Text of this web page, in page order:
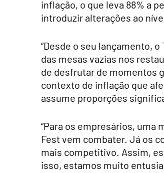
inflação, o que leva 88% a
introduzir alterações ao
“Desde o seu lançamento,
das mesas vazias nos
de desfrutar de momentos
contexto de inflação que
assume proporções
“Para os empresários, uma
Fest vem combater. Já os
mais competitivo. Assim,
isso, estamos muito